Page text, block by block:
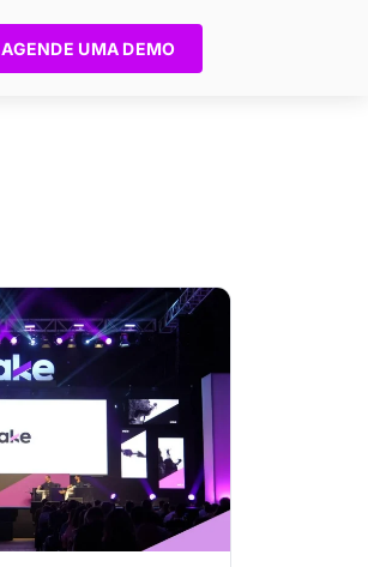
AGENDE UMA DEMO